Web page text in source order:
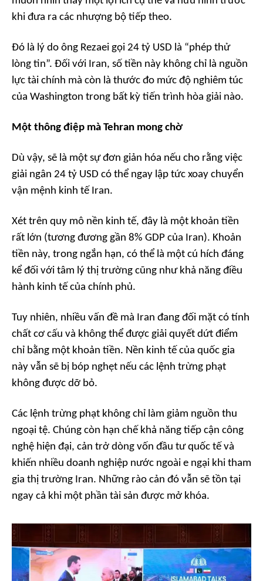
khi đưa ra các nhượng bộ tiếp theo.
Đó là lý do ông Rezaei gọi 24 tỷ USD là “phép thử
lòng tin”. Đối với Iran, số tiền này không chỉ là nguồn
lực tài chính mà còn là thước đo mức độ nghiêm túc
của Washington trong bất kỳ tiến trình hòa giải nào.
Một thông điệp mà Tehran mong chờ
Dù vậy, sẽ là một sự đơn giản hóa nếu cho rằng việc
giải ngân 24 tỷ USD có thể ngay lập tức xoay chuyển
vận mệnh kinh tế Iran.
Xét trên quy mô nền kinh tế, đây là một khoản tiền
rất lớn (tương đương gần 8% GDP của Iran). Khoản
tiền này, trong ngắn hạn, có thể là một cú hích đáng
kể đối với tâm lý thị trường cũng như khả năng điều
hành kinh tế của chính phủ.
Tuy nhiên, nhiều vấn đề mà Iran đang đối mặt có tính
chất cơ cấu và không thể được giải quyết dứt điểm
chỉ bằng một khoản tiền. Nền kinh tế của quốc gia
này vẫn sẽ bị bóp nghẹt nếu các lệnh trừng phạt
không được dỡ bỏ.
Các lệnh trừng phạt không chỉ làm giảm nguồn thu
ngoại tệ. Chúng còn hạn chế khả năng tiếp cận công
nghệ hiện đại, cản trở dòng vốn đầu tư quốc tế và
khiến nhiều doanh nghiệp nước ngoài e ngại khi tham
gia thị trường Iran. Những rào cản đó vẫn sẽ tồn tại
ngay cả khi một phần tài sản được mở khóa.